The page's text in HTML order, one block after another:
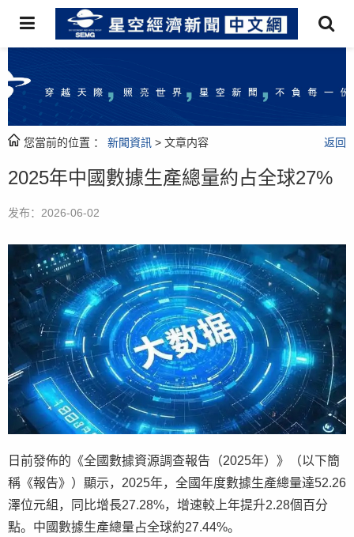
您當前的位置 ： 新聞資訊 > 文章内容 返回
2025年中國數據生產總量約占全球27%
发布：2026-06-02
日前發佈的《全國數據資源調查報告（2025年）》（以下簡
稱《報告》）顯示，2025年，全國年度數據生產總量達52.26
澤位元組，同比增長27.28%，增速較上年提升2.28個百分
點。中國數據生產總量占全球約27.44%。